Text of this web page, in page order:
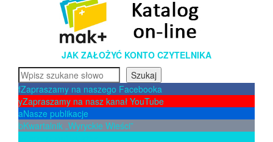
JAK ZAŁOŻYĆ KONTO CZYTELNIKA
Szukaj
Szukaj
fZapraszamy na naszego Facebooka
yZapraszamy na nasz kanał YouTube
aNasze publikacje
bKwartalnik „Wyryckie Wieści”